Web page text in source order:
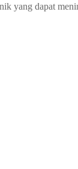
yang dapat